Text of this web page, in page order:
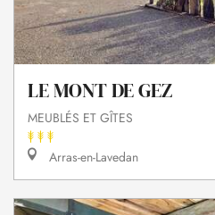
LE MONT DE GEZ
MEUBLÉS ET GÎTES
Arras-en-Lavedan